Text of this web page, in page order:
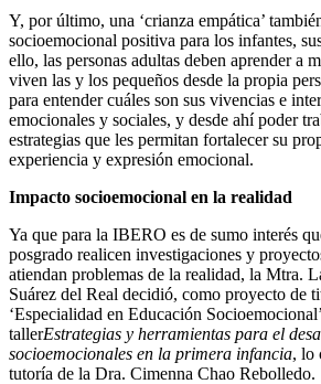
Y, por último, una ‘crianza empática’
socioemocional positiva para los infantes,
ello, las personas adultas deben aprender a
viven las y los pequeños desde la propia
para entender cuáles son sus vivencias e
emocionales y sociales, y desde ahí poder
estrategias que les permitan fortalecer su
experiencia y expresión emocional.
Impacto socioemocional en la realidad
Ya que para la IBERO es de sumo interés
posgrado realicen investigaciones y
atiendan problemas de la realidad, la Mtra.
Suárez del Real decidió, como proyecto de
‘Especialidad en Educación
tallerEstrategias y herramientas para el
socioemocionales en la primera infancia, lo
tutoría de la Dra. Cimenna Chao Rebolledo.